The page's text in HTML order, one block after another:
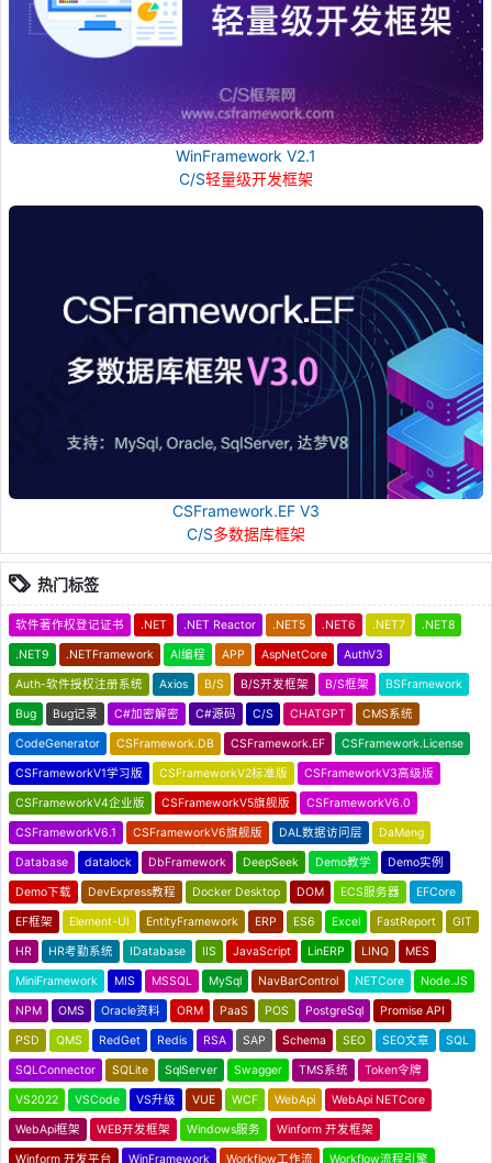
WinFramework V2.1
C/S轻量级开发框架
CSFramework.EF V3
C/S多数据库框架
热门标签
软件著作权登记证书 .NET .NET Reactor .NET5 .NET6 .NET7 .NET8
.NET9 .NETFramework AI编程 APP AspNetCore AuthV3
Auth-软件授权注册系统 Axios B/S B/S开发框架 B/S框架 BSFramework
Bug Bug记录 C#加密解密 C#源码 C/S CHATGPT CMS系统
CodeGenerator CSFramework.DB CSFramework.EF CSFramework.License
CSFrameworkV1学习版 CSFrameworkV2标准版 CSFrameworkV3高级版
CSFrameworkV4企业版 CSFrameworkV5旗舰版 CSFrameworkV6.0
CSFrameworkV6.1 CSFrameworkV6旗舰版 DAL数据访问层 DaMeng
Database datalock DbFramework DeepSeek Demo教学 Demo实例
Demo下载 DevExpress教程 Docker Desktop DOM ECS服务器 EFCore
EF框架 Element-UI EntityFramework ERP ES6 Excel FastReport GIT
HR HR考勤系统 IDatabase IIS JavaScript LinERP LINQ MES
MiniFramework MIS MSSQL MySql NavBarControl NETCore Node.JS
NPM OMS Oracle资料 ORM PaaS POS PostgreSql Promise API
PSD QMS RedGet Redis RSA SAP Schema SEO SEO文章 SQL
SQLConnector SQLite SqlServer Swagger TMS系统 Token令牌
VS2022 VSCode VS升级 VUE WCF WebApi WebApi NETCore
WebApi框架 WEB开发框架 Windows服务 Winform 开发框架
Winform 开发平台 WinFramework Workflow工作流 Workflow流程引擎